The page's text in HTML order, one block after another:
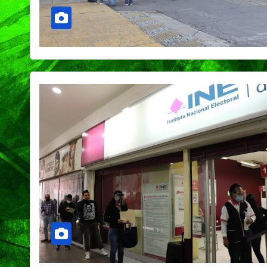
PORTADA TENDENCIA VIDA │ ESTILO